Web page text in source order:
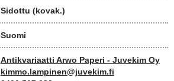
Sidottu (kovak.)
Suomi
Antikvariaatti Arwo Paperi - Juvekim Oy
kimmo.lampinen@juvekim.fi